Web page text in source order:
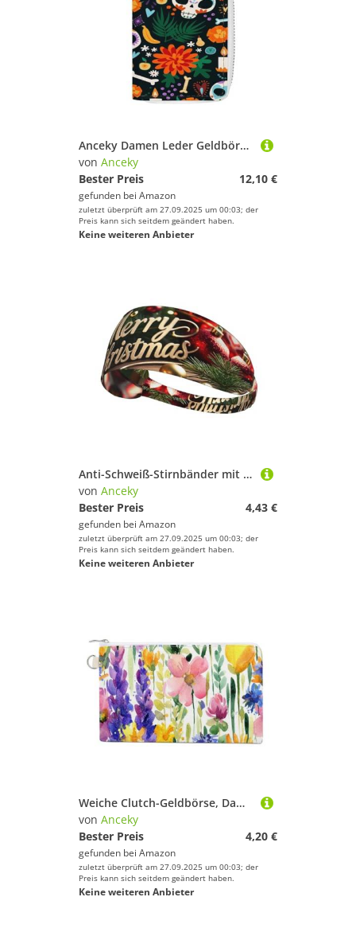
Anceky Damen Leder Geldbörse, Reißverschluss Clutch Tasche Handtasche Kartenhalter Münzbörse
von Anceky
Bester Preis
12,10 €
gefunden bei Amazon
zuletzt überprüft am 27.09.2025 um 00:03; der
Preis kann sich seitdem geändert haben.
Keine weiteren Anbieter
Anti-Schweiß-Stirnbänder mit Aufdruck „Merry Christmas (2) für Männer und Frauen zum Trainieren, Basketball, Laufen, Fitness, Anti-Rutsch-Stirnbänder
von Anceky
Bester Preis
4,43 €
gefunden bei Amazon
zuletzt überprüft am 27.09.2025 um 00:03; der
Preis kann sich seitdem geändert haben.
Keine weiteren Anbieter
Weiche Clutch-Geldbörse, Damenhandtasche aus Segeltuch mit Reißverschluss, Make-up-Tasche, Geldbörse für Kreditkarten, Münzen, Scheine, Crash, 19,8 x 11,7 cm, Druck: Nahtloses lila, gelbes, rosa Aquar
von Anceky
Bester Preis
4,20 €
gefunden bei Amazon
zuletzt überprüft am 27.09.2025 um 00:03; der
Preis kann sich seitdem geändert haben.
Keine weiteren Anbieter